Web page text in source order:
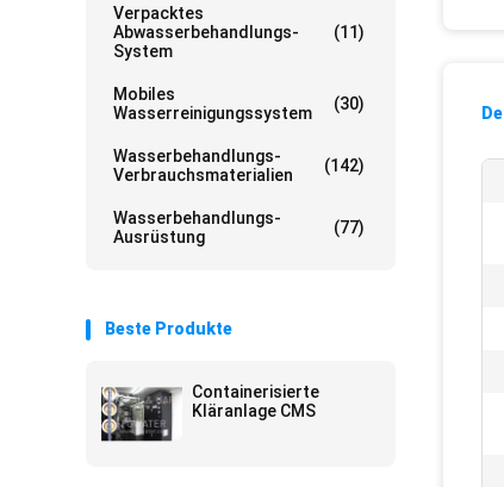
Verpacktes
Abwasserbehandlungs-
System
(11)
Mobiles
Wasserreinigungssystem
(30)
Wasserbehandlungs-
Verbrauchsmaterialien
(142)
Wasserbehandlungs-
Ausrüstung
(77)
Beste Produkte
Containerisierte
Kläranlage CMS